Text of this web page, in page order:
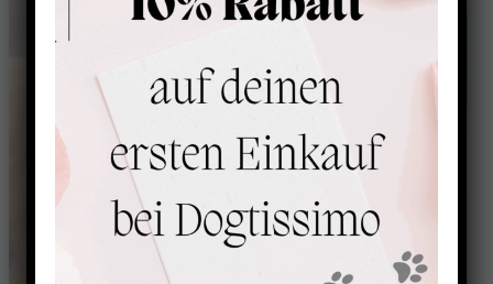
Leseknochen &
Lesekissen